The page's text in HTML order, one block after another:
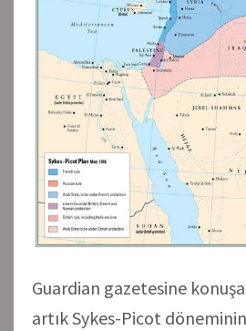
Guardian gazetesine
artık Sykes-Picot